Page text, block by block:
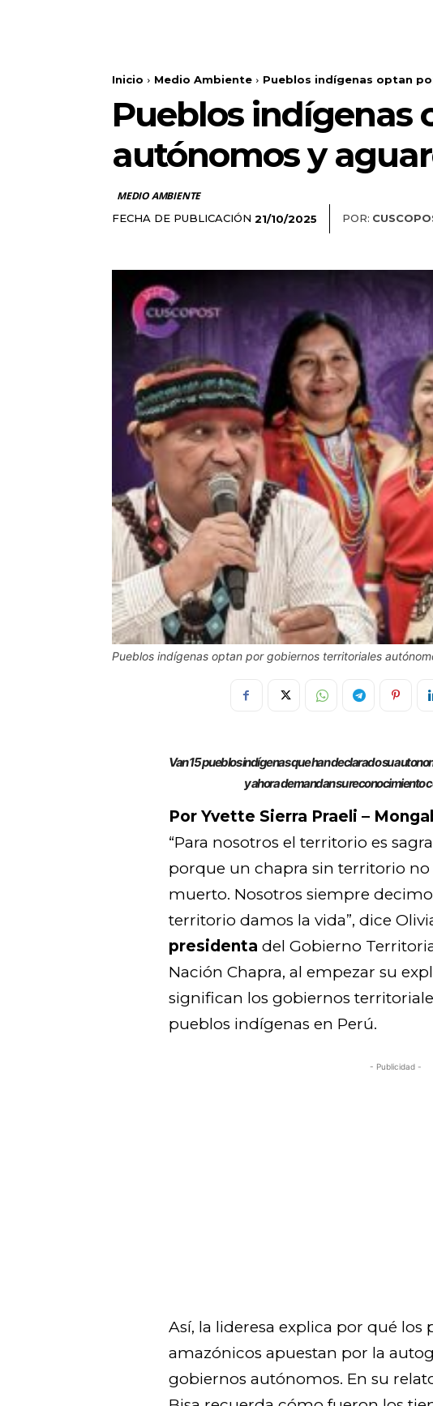
Inicio Medio Ambiente Pueblos indígenas optan
Pueblos indígenas
autónomos y
MEDIO AMBIENTE
FECHA DE PUBLICACIÓN 21/10/2025 POR:
Pueblos indígenas optan por gobiernos territoriales
Van 15 pueblos indígenas que han declarado su
y ahora demandan su reconocimiento
Por Yvette Sierra Praeli –
“Para nosotros el territorio es
porque un chapra sin territorio no
muerto. Nosotros siempre
territorio damos la vida”, dice
presidenta del Gobierno
Nación Chapra, al empezar su
significan los gobiernos
pueblos indígenas en Perú.
- Publicidad -
Así, la lideresa explica por qué los
amazónicos apuestan por la
gobiernos autónomos. En su